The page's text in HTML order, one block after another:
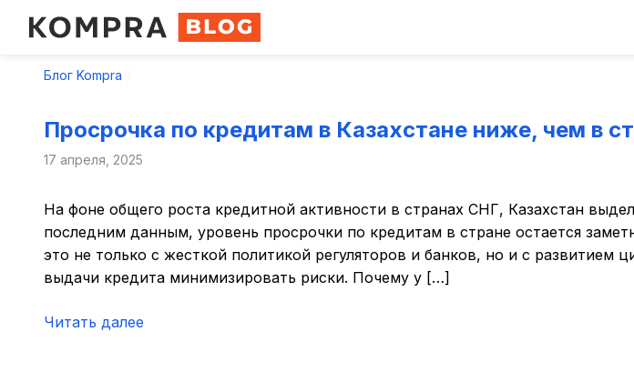
Блог Kompra
Просрочка по кредитам в Казахстане ниже, чем в
17 апреля, 2025
На фоне общего роста кредитной активности в странах СНГ, Казахстан
последним данным, уровень просрочки по кредитам в стране остается
это не только с жесткой политикой регуляторов и банков, но и с
выдачи кредита минимизировать риски. Почему у […]
Читать далее